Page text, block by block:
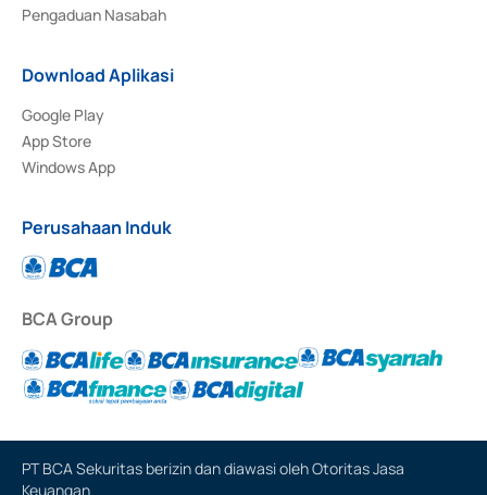
Pengaduan Nasabah
Download Aplikasi
Google Play
App Store
Windows App
Perusahaan Induk
BCA Group
PT BCA Sekuritas berizin dan diawasi oleh Otoritas Jasa
Keuangan